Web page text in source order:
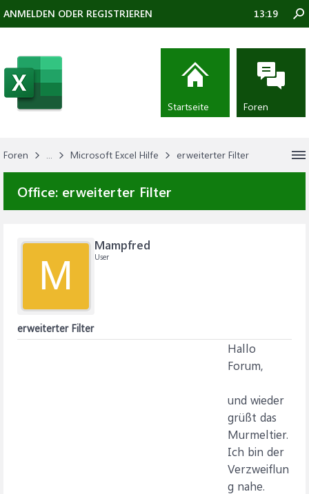
Foren ... Microsoft Excel Hilfe erweiterter Filter
Office: erweiterter Filter
M
Mampfred
User
erweiterter Filter
Hallo
Forum,
und wieder
grüßt das
Murmeltier.
Ich bin der
Verzweiflun
g nahe.
ANMELDEN ODER REGISTRIEREN 13:19
Startseite Foren